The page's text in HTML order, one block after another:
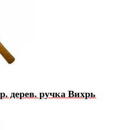
дерев. ручка Вихрь